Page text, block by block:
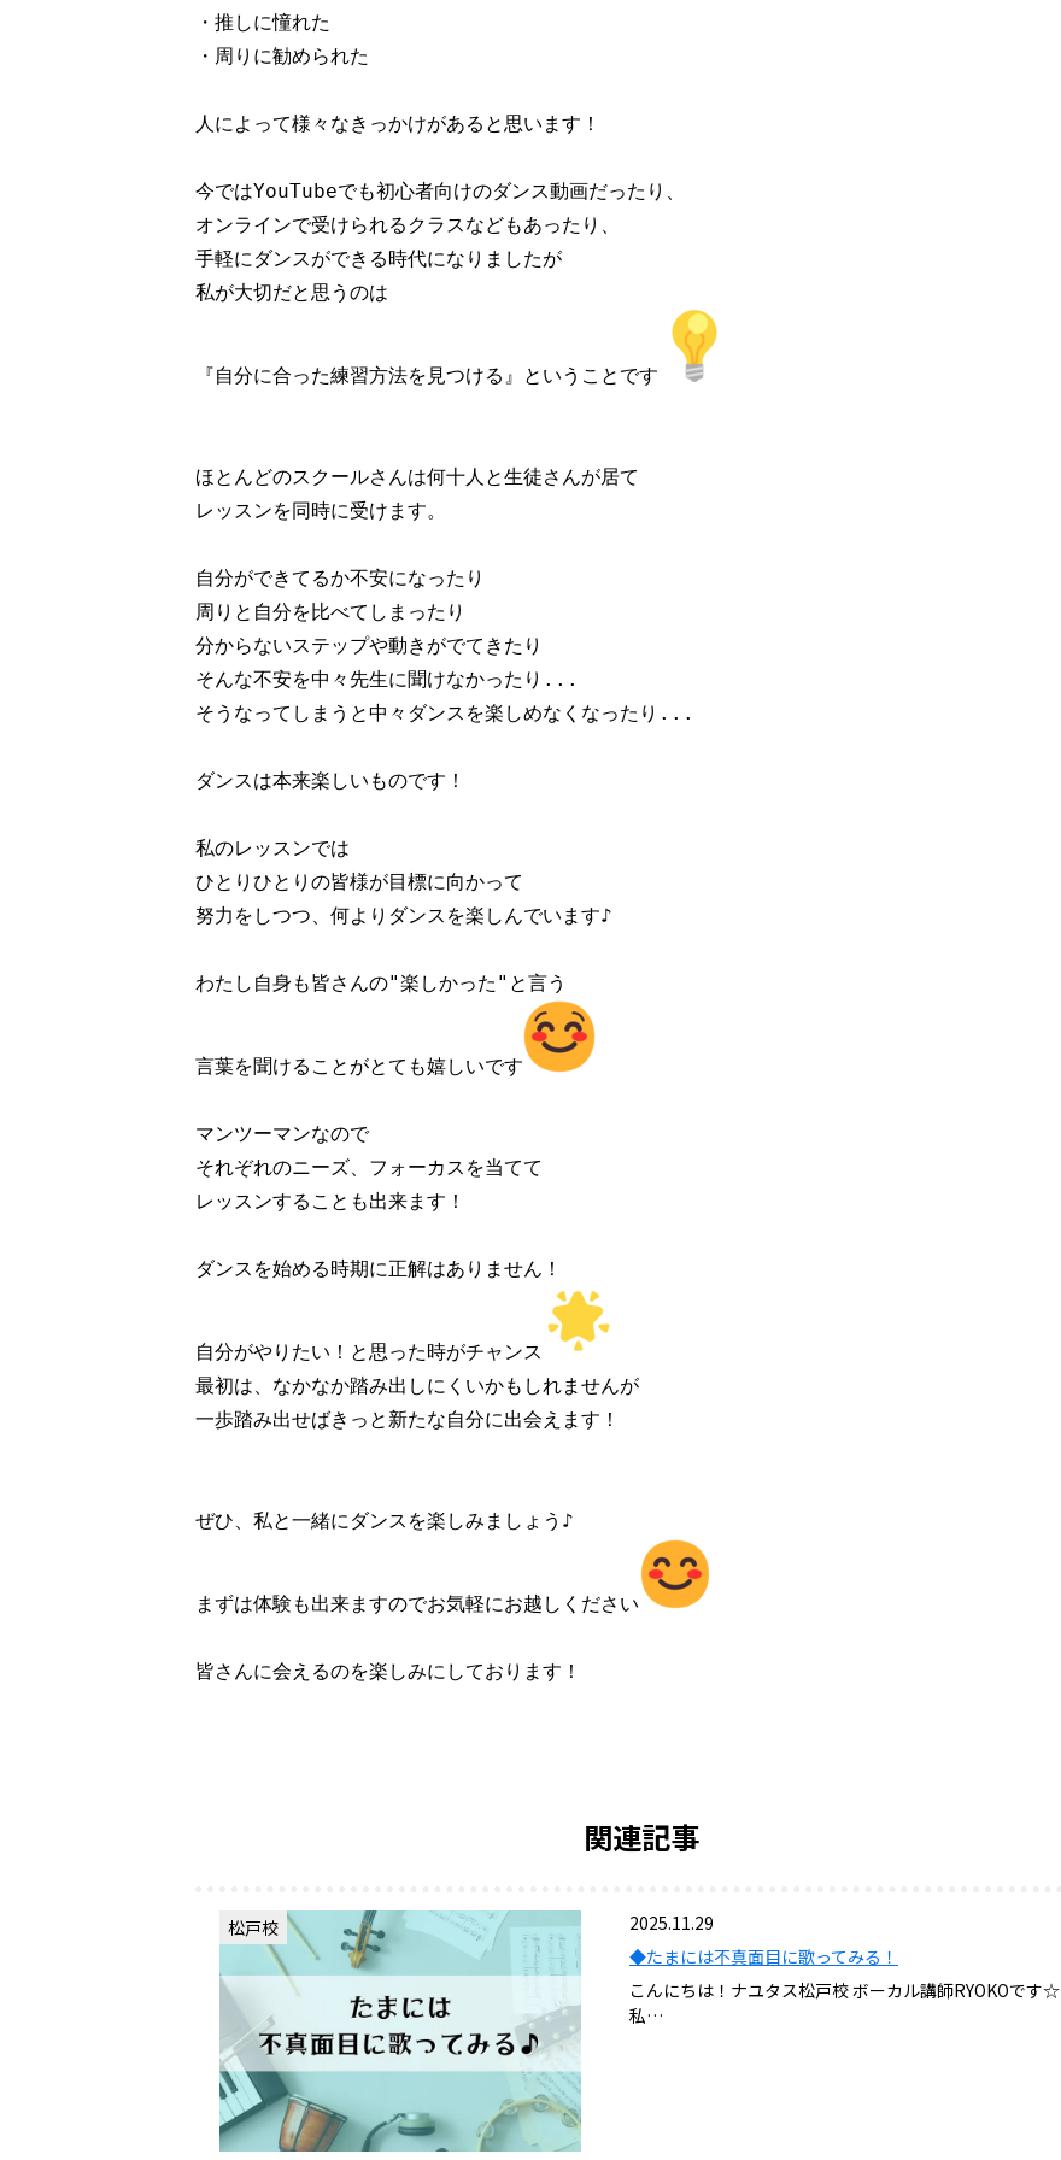
・推しに憧れた
・周りに勧められた
人によって様々なきっかけがあると思います！
今ではYouTubeでも初心者向けのダンス動画だったり、
オンラインで受けられるクラスなどもあったり、
手軽にダンスができる時代になりましたが
私が大切だと思うのは
『自分に合った練習方法を見つける』ということです
ほとんどのスクールさんは何十人と生徒さんが居て
レッスンを同時に受けます。
自分ができてるか不安になったり
周りと自分を比べてしまったり
分からないステップや動きがでてきたり
そんな不安を中々先生に聞けなかったり...
そうなってしまうと中々ダンスを楽しめなくなったり...
ダンスは本来楽しいものです！
私のレッスンでは
ひとりひとりの皆様が目標に向かって
努力をしつつ、何よりダンスを楽しんでいます♪
わたし自身も皆さんの"楽しかった"と言う
言葉を聞けることがとても嬉しいです
マンツーマンなので
それぞれのニーズ、フォーカスを当てて
レッスンすることも出来ます！
ダンスを始める時期に正解はありません！
自分がやりたい！と思った時がチャンス
最初は、なかなか踏み出しにくいかもしれませんが
一歩踏み出せばきっと新たな自分に出会えます！
ぜひ、私と一緒にダンスを楽しみましょう♪
まずは体験も出来ますのでお気軽にお越しください
皆さんに会えるのを楽しみにしております！
関連記事
松戸校
2025.11.29
◆たまには不真面目に歌ってみる！
こんにちは！ナユタス松戸校 ボーカル講師RYOKOです☆
私…